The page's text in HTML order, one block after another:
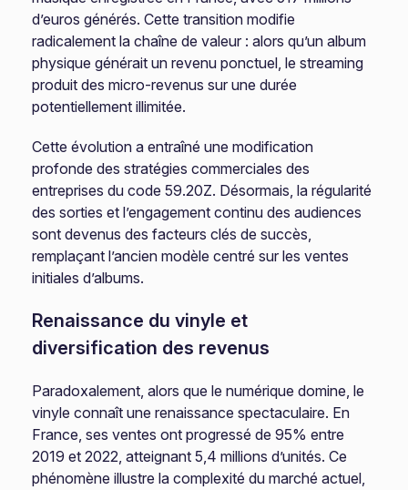
d’euros générés. Cette transition modifie
radicalement la chaîne de valeur : alors qu’un album
physique générait un revenu ponctuel, le streaming
produit des micro-revenus sur une durée
potentiellement illimitée.
Cette évolution a entraîné une modification
profonde des stratégies commerciales des
entreprises du code 59.20Z. Désormais, la régularité
des sorties et l’engagement continu des audiences
sont devenus des facteurs clés de succès,
remplaçant l’ancien modèle centré sur les ventes
initiales d’albums.
Renaissance du vinyle et
diversification des revenus
Paradoxalement, alors que le numérique domine, le
vinyle connaît une renaissance spectaculaire. En
France, ses ventes ont progressé de 95% entre
2019 et 2022, atteignant 5,4 millions d’unités. Ce
phénomène illustre la complexité du marché actuel,